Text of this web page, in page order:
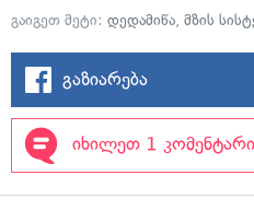
გაიგეთ მეტი: დედამიწა, მზის
გაზიარება
იხილეთ 1 კომენტარი